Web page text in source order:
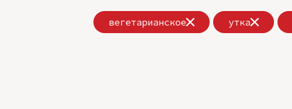
вегетарианское утка